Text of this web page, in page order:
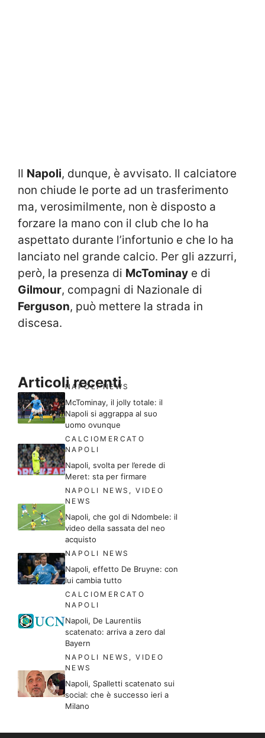
Il Napoli, dunque, è avvisato. Il calciatore
non chiude le porte ad un trasferimento
ma, verosimilmente, non è disposto a
forzare la mano con il club che lo ha
aspettato durante l’infortunio e che lo ha
lanciato nel grande calcio. Per gli azzurri,
però, la presenza di McTominay e di
Gilmour, compagni di Nazionale di
Ferguson, può mettere la strada in
discesa.
Articoli recenti
NAPOLI NEWS
McTominay, il jolly totale: il
Napoli si aggrappa al suo
uomo ovunque
CALCIOMERCATO
NAPOLI
Napoli, svolta per l’erede di
Meret: sta per firmare
NAPOLI NEWS ,VIDEO
NEWS
Napoli, che gol di Ndombele: il
video della sassata del neo
acquisto
NAPOLI NEWS
Napoli, effetto De Bruyne: con
lui cambia tutto
CALCIOMERCATO
NAPOLI
Napoli, De Laurentiis
scatenato: arriva a zero dal
Bayern
NAPOLI NEWS ,VIDEO
NEWS
Napoli, Spalletti scatenato sui
social: che è successo ieri a
Milano